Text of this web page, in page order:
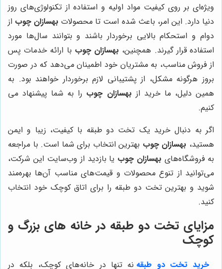
ویژه‌ای بر روی کیفیت مواد اولیه و استفاده از تکنولوژی‌های روز
دنیا دارد. این امر، باعث شده است تا محصولات بهسازان چوب از
دوام و استحکام بالایی برخوردار باشند و بتوانند سال‌ها مورد
استفاده قرار گیرند. همچنین، بهسازان چوب با ارائه خدمات پس
از فروش مناسب، به مشتریان خود اطمینان می‌دهد که در صورت
بروز هرگونه مشکل، از پشتیبانی لازم برخوردار خواهند بود. به
همین دلیل، ما خرید از بهسازان چوب را به شما پیشنهاد می
کنیم.
اگر به دنبال خرید یک تخت دو طبقه با کیفیت، زیبا و ایمن
هستید، بهسازان چوب بهترین انتخاب برای شما است. با مراجعه
به فروشگاه‌های بهسازان چوب یا بازدید از وب‌سایت این شرکت،
می‌توانید از تنوع محصولات و قیمت‌های مناسب آن‌ها بهره‌مند
شوید و بهترین تخت دو طبقه را برای اتاق کوچک خود انتخاب
کنید.
مزایای تخت دو طبقه در خانه های بزرگ و
کوچک
خرید تخت دو طبقه نه تنها در خانه‌های کوچک، بلکه در